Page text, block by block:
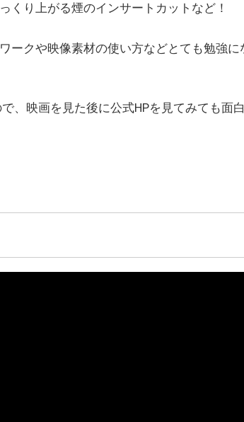
くり上がる煙のインサートカットなど！
ークや映像素材の使い方などとても勉強
、映画を見た後に公式HPを見てみても面